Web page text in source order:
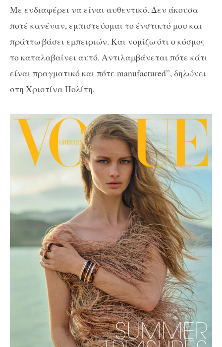
Με ενδιαφέρει να είναι αυθεντικό. Δεν άκουσα
ποτέ κανέναν, εμπιστεύομαι το ένστικτό μου και
πράττω βάσει εμπειριών. Και νομίζω ότι ο κόσμος
το καταλαβαίνει αυτό. Αντιλαμβάνεται πότε κάτι
είναι πραγματικό και πότε manufactured”, δηλώνει
στη Χριστίνα Πολίτη.